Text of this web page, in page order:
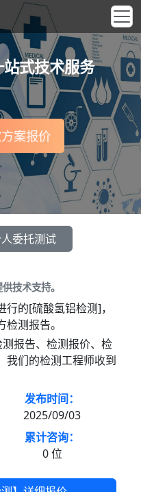
式技术服务
案报价
委托测试
技术支持。
的[硫酸氢铝检测]，
测报告。
报告、检测报价、检
我们的检测工程师收到
发布时间：
2025/09/03
累计咨询：
0位